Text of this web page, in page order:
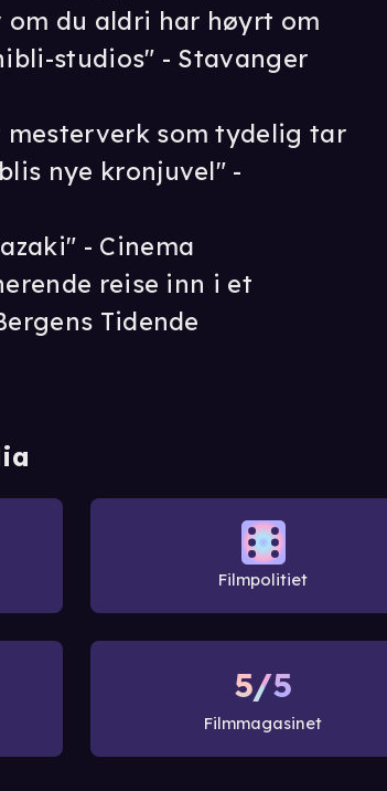
Filmpolitiet
5/5
Filmmagasinet
om du aldri har høyrt om
studios" - Stavanger
som tydelig tar
nye kronjuvel" -
- Cinema
reise inn i et
Tidende